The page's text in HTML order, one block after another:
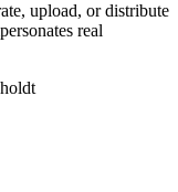
upload, or distribute
real